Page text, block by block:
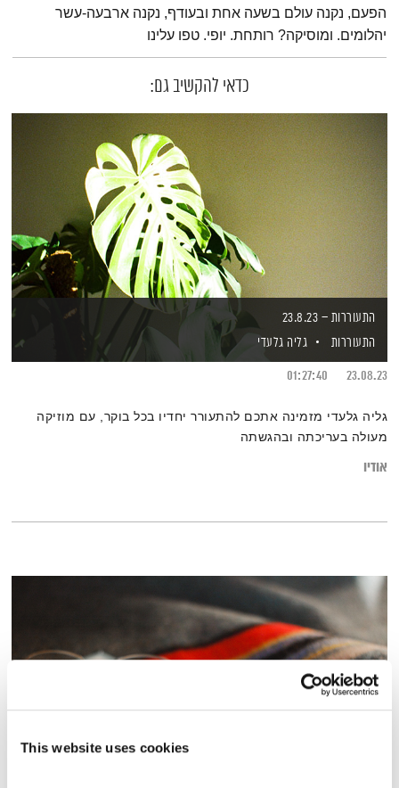
This website uses cookies
תמצית הפודקאסט
הפעם, נקנה עולם בשעה אחת ובעודף, נקנה ארבעה-עשר
יהלומים. ומוסיקה? רותחת. יופי. טפו עלינו
כדאי להקשיב גם:
התעוררות – 23.8.23
התעוררות
גליה גלעדי
23.08.23
01:27:40
גליה גלעדי מזמינה אתכם להתעורר יחדיו בכל בוקר, עם מוזיקה
מעולה בעריכתה ובהגשתה
אודיו